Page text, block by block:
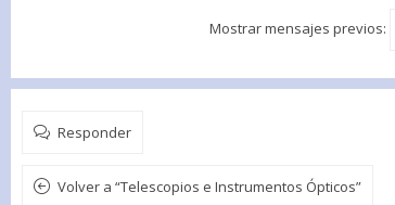
Mostrar mensajes previos:
Responder
Volver a “Telescopios e Instrumentos Ópticos”